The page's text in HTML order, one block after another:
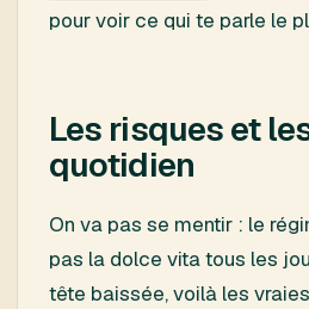
pour voir ce qui te parle le
Les risques et
quotidien
On va pas se mentir : le
pas la dolce vita tous les
tête baissée, voilà les